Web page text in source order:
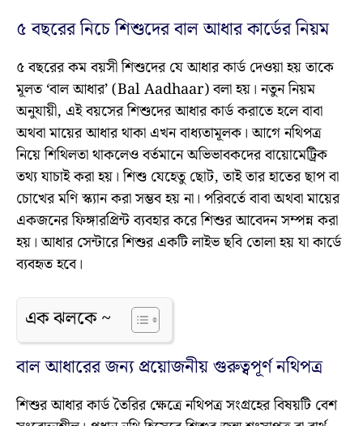
৫ বছরের নিচে শিশুদের বাল আধার কার্ডের নিয়ম
৫ বছরের কম বয়সী শিশুদের যে আধার কার্ড দেওয়া হয় তাকে
মূলত ‘বাল আধার’ (Bal Aadhaar) বলা হয়। নতুন নিয়ম
অনুযায়ী, এই বয়সের শিশুদের আধার কার্ড করাতে হলে বাবা
অথবা মায়ের আধার থাকা এখন বাধ্যতামূলক। আগে নথিপত্র
নিয়ে শিথিলতা থাকলেও বর্তমানে অভিভাবকদের বায়োমেট্রিক
তথ্য যাচাই করা হয়। শিশু যেহেতু ছোট, তাই তার হাতের ছাপ বা
চোখের মণি স্ক্যান করা সম্ভব হয় না। পরিবর্তে বাবা অথবা মায়ের
একজনের ফিঙ্গারপ্রিন্ট ব্যবহার করে শিশুর আবেদন সম্পন্ন করা
হয়। আধার সেন্টারে শিশুর একটি লাইভ ছবি তোলা হয় যা কার্ডে
ব্যবহৃত হবে।
এক ঝলকে ~
বাল আধারের জন্য প্রয়োজনীয় গুরুত্বপূর্ণ নথিপত্র
শিশুর আধার কার্ড তৈরির ক্ষেত্রে নথিপত্র সংগ্রহের বিষয়টি বেশ